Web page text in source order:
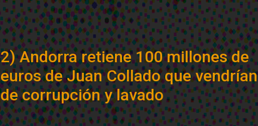
2) Andorra retiene 100 millones de
euros de Juan Collado que vendrían
de corrupción y lavado